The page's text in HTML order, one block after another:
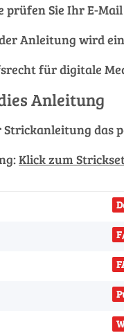
Sie Ihr E-
Anleitung wird
für digitale
Anleitung
das
Klick zum